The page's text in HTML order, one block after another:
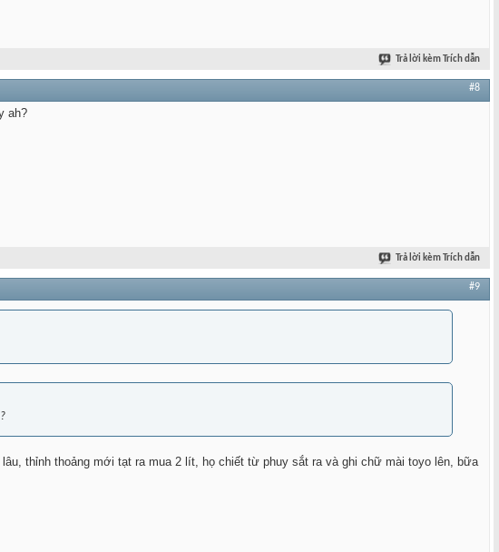
Trả lời kèm Trích dẫn
#8
ah?
Trả lời kèm Trích dẫn
#9
thỉnh thoảng mới tạt ra mua 2 lít, họ chiết từ phuy sắt ra và ghi chữ mài toyo lên, bữa